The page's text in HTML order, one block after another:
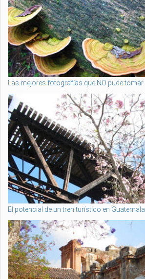
Las mejores fotografías que NO pude tomar
El potencial de un tren turístico en Guatemala